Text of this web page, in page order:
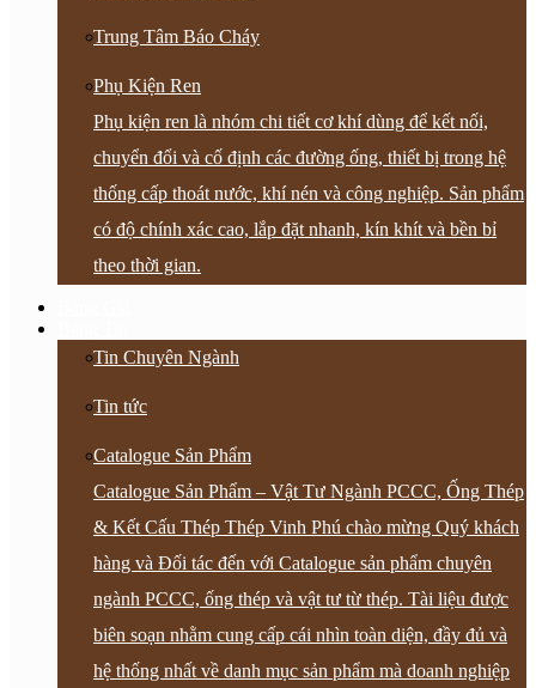
Trung Tâm Báo Cháy
Phụ Kiện Ren
Phụ kiện ren là nhóm chi tiết cơ khí dùng để kết nối,
chuyển đổi và cố định các đường ống, thiết bị trong hệ
thống cấp thoát nước, khí nén và công nghiệp. Sản phẩm
có độ chính xác cao, lắp đặt nhanh, kín khít và bền bỉ
theo thời gian.
Tin Chuyên Ngành
Tin tức
Catalogue Sản Phẩm
Catalogue Sản Phẩm – Vật Tư Ngành PCCC, Ống Thép
& Kết Cấu Thép Thép Vinh Phú chào mừng Quý khách
hàng và Đối tác đến với Catalogue sản phẩm chuyên
ngành PCCC, ống thép và vật tư từ thép. Tài liệu được
biên soạn nhằm cung cấp cái nhìn toàn diện, đầy đủ và
hệ thống nhất về danh mục sản phẩm mà doanh nghiệp